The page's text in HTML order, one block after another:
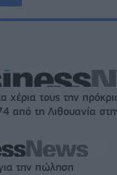
τους την
από τη Λιθουανία
την πώληση